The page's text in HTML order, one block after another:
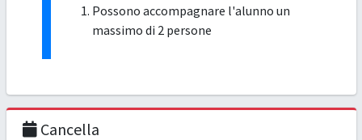
Possono accompagnare l'alunno un
massimo di 2 persone
Cancella